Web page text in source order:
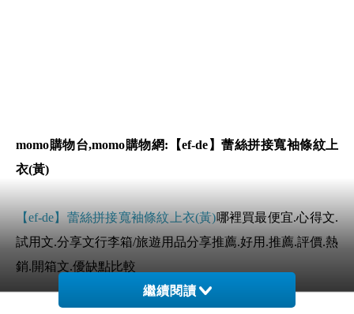
momo購物台,momo購物網:【ef-de】蕾絲拼接寬袖條紋上
衣(黃)
【ef-de】蕾絲拼接寬袖條紋上衣(黃)哪裡買最便宜.心得文.
試用文.分享文行李箱/旅遊用品分享推薦.好用.推薦.評價.熱
銷.開箱文.優缺點比較
繼續閱讀